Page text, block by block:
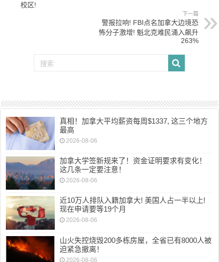
校区!
下一篇
警报拉响! FBI点名加拿大边境恐
怖分子激增! 魁北克难民涌入飙升
263%
真相！加拿大平均薪资每周$1337, 这三个地方
最高
2026-08-06
加拿大学签新规来了！资金证明要求有变化！
这几条一定要注意！
2026-08-06
近10万人排队入籍加拿大! 美国人占一半以上!
现在申请要等19个月
2026-08-06
山火失控烧毁200多栋房屋，全省已有8000人被
迫紧急撤离！
2026-08-06